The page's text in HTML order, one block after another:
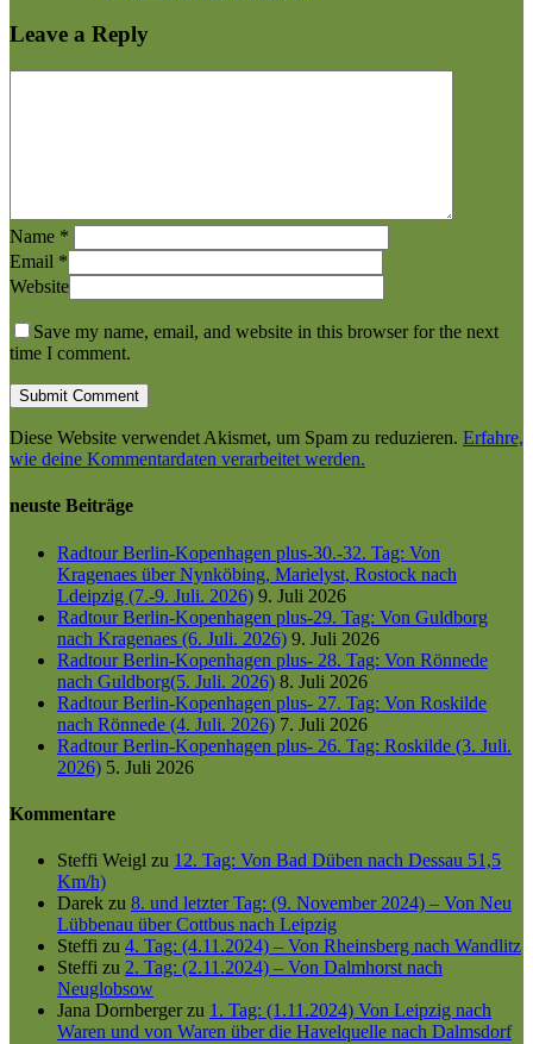
Leave a Reply
Name *
Email *
Website
Save my name, email, and website in this browser for the next
time I comment.
Diese Website verwendet Akismet, um Spam zu reduzieren. Erfahre,
wie deine Kommentardaten verarbeitet werden.
neuste Beiträge
Radtour Berlin-Kopenhagen plus-30.-32. Tag: Von
Kragenaes über Nynköbing, Marielyst, Rostock nach
Ldeipzig (7.-9. Juli. 2026) 9. Juli 2026
Radtour Berlin-Kopenhagen plus-29. Tag: Von Guldborg
nach Kragenaes (6. Juli. 2026) 9. Juli 2026
Radtour Berlin-Kopenhagen plus- 28. Tag: Von Rönnede
nach Guldborg(5. Juli. 2026) 8. Juli 2026
Radtour Berlin-Kopenhagen plus- 27. Tag: Von Roskilde
nach Rönnede (4. Juli. 2026) 7. Juli 2026
Radtour Berlin-Kopenhagen plus- 26. Tag: Roskilde (3. Juli.
2026) 5. Juli 2026
Kommentare
Steffi Weigl zu 12. Tag: Von Bad Düben nach Dessau 51,5
Km/h)
Darek zu 8. und letzter Tag: (9. November 2024) – Von Neu
Lübbenau über Cottbus nach Leipzig
Steffi zu 4. Tag: (4.11.2024) – Von Rheinsberg nach Wandlitz
Steffi zu 2. Tag: (2.11.2024) – Von Dalmhorst nach
Neuglobsow
Jana Dornbergerzu 1. Tag: (1.11.2024) Von Leipzig nach
Waren und von Waren über die Havelquelle nach Dalmsdorf